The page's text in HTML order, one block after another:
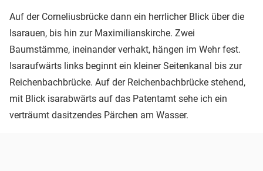
Auf der Corneliusbrücke dann ein herrlicher Blick über die
Isarauen, bis hin zur Maximilianskirche. Zwei
Baumstämme, ineinander verhakt, hängen im Wehr fest.
Isaraufwärts links beginnt ein kleiner Seitenkanal bis zur
Reichenbachbrücke. Auf der Reichenbachbrücke stehend,
mit Blick isarabwärts auf das Patentamt sehe ich ein
verträumt dasitzendes Pärchen am Wasser.